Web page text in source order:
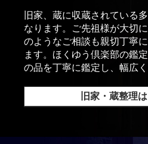
旧家、蔵に収蔵されている
なります。ご先祖様が大切
のようなご相談も親切丁寧
ます。ほくゆう倶楽部の鑑
の品を丁寧に鑑定し、幅広
旧家・蔵整理